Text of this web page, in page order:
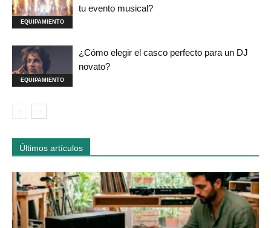
EQUIPAMIENTO
tu evento musical?
EQUIPAMIENTO
¿Cómo elegir el casco perfecto para un DJ
novato?
Últimos artículos